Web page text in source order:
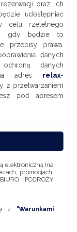
oraz ich
udostępniać
celu rzetelnego
gdy będzie to
przepisy prawa.
danych
danych
adres relax-
z przetwarzaniem
pod adresem
elektroniczną (na
promocjach,
PODRÓŻY
z "Warunkami